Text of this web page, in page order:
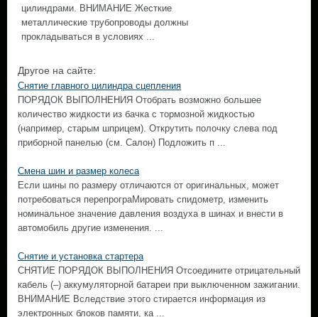
цилиндрами. ВНИМАНИЕ Жесткие
металлические трубопроводы должны
прокладываться в условиях ...
Другое на сайте:
Снятие главного цилиндра сцепления
ПОРЯДОК ВЫПОЛНЕНИЯ Отобрать возможно большее
количество жидкости из бачка с тормозной жидкостью
(например, старым шприцем). Открутить полочку слева под
приборной панелью (см. Салон) Подложить п ...
Смена шин и размер колеса
Если шины по размеру отличаются от оригинальных, может
потребоваться перепрограМировать спидометр, изменить
номинальное значение давления воздуха в шинах и внести в
автомобиль другие изменения. ...
Снятие и установка стартера
СНЯТИЕ ПОРЯДОК ВЫПОЛНЕНИЯ Отсоедините отрицательный
кабель (–) аккумуляторной батареи при выключенном зажигании.
ВНИМАНИЕ Вследствие этого стирается информация из
электронных блоков памяти, ка ...